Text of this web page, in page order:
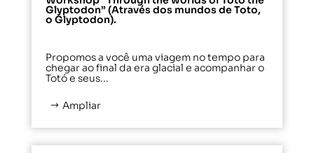
Glyptodon” (Através dos mundos de Toto,
o Glyptodon).
Propomos a você uma viagem no tempo para
chegar ao final da era glacial e acompanhar o
Totó e seus...
Ampliar